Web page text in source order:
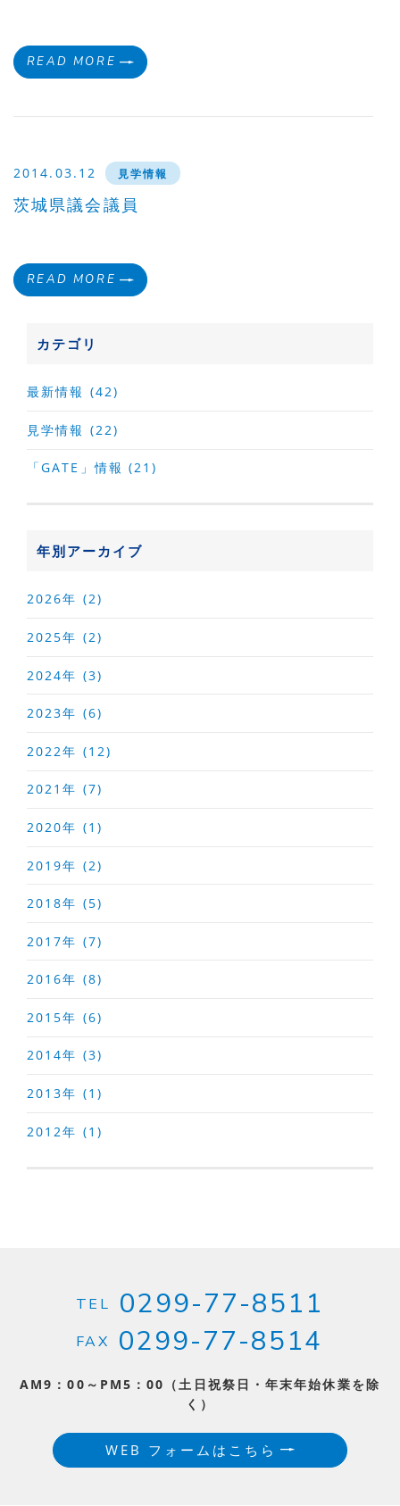
READ MORE
2014.03.12 見学情報
茨城県議会議員
READ MORE
カテゴリ
最新情報 (42)
見学情報 (22)
「GATE」情報 (21)
年別アーカイブ
2026年 (2)
2025年 (2)
2024年 (3)
2023年 (6)
2022年 (12)
2021年 (7)
2020年 (1)
2019年 (2)
2018年 (5)
2017年 (7)
2016年 (8)
2015年 (6)
2014年 (3)
2013年 (1)
2012年 (1)
TEL 0299-77-8511
FAX 0299-77-8514
AM9：00～PM5：00（土日祝祭日・年末年始休業を除
く）
WEB フォームはこちら